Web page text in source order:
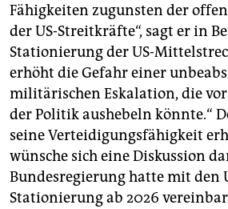
Fähigkeiten zugunsten der
der US-Streitkräfte“, sagt er in
Stationierung der US-
erhöht die Gefahr einer
militärischen Eskalation, die
der Politik aushebeln könnte.“
seine Verteidigungsfähigkeit
wünsche sich eine Diskussion
Bundesregierung hatte mit den
Stationierung ab 2026